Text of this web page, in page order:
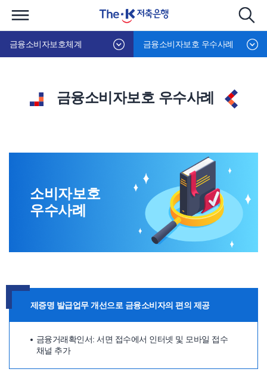
금융소비자보호체계 금융소비자보호 우수사례
금융소비자보호 우수사례
소비자보호
우수사례
제증명 발급업무 개선으로 금융소비자의 편의 제공
금융거래확인서: 서면 접수에서 인터넷 및 모바일 접수
채널 추가